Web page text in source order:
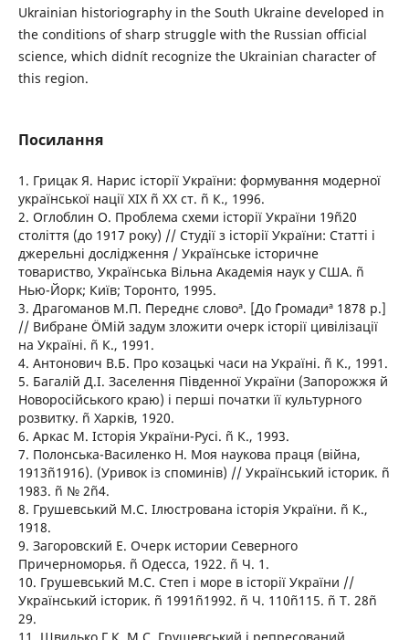
Ukrainian historiography in the South Ukraine developed in
the conditions of sharp struggle with the Russian official
science, which didnít recognize the Ukrainian character of
this region.
Посилання
1. Грицак Я. Нарис історії України: формування модерної
української нації ХІХ ñ ХХ ст. ñ К., 1996.
2. Оглоблин О. Проблема схеми історії України 19ñ20
століття (до 1917 року) // Студії з історії України: Статті і
джерельні дослідження / Українське історичне
товариство, Українська Вільна Академія наук у США. ñ
Нью-Йорк; Київ; Торонто, 1995.
3. Драгоманов М.П. ´Переднє словоª. [До ´Громадиª 1878 р.]
// Вибране ÖМій задум зложити очерк історії цивілізації
на Україні. ñ К., 1991.
4. Антонович В.Б. Про козацькі часи на Україні. ñ К., 1991.
5. Багалій Д.І. Заселення Південної України (Запорожжя й
Новоросійського краю) і перші початки її культурного
розвитку. ñ Харків, 1920.
6. Аркас М. Історія України-Русі. ñ К., 1993.
7. Полонська-Василенко Н. Моя наукова праця (війна,
1913ñ1916). (Уривок із споминів) // Український історик. ñ
1983. ñ № 2ñ4.
8. Грушевський М.С. Ілюстрована історія України. ñ К.,
1918.
9. Загоровский Е. Очерк истории Северного
Причерноморья. ñ Одесса, 1922. ñ Ч. 1.
10. Грушевський М.С. Степ і море в історії України //
Український історик. ñ 1991ñ1992. ñ Ч. 110ñ115. ñ Т. 28ñ
29.